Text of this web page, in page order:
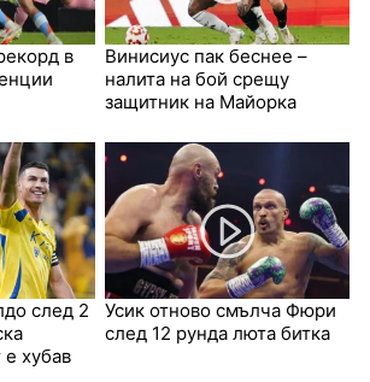
в
Винисиус пак беснее –
налита на бой срещу
защитник на Майорка
след 2
хубав
Усик отново смълча Фюри
след 12 рунда люта битка